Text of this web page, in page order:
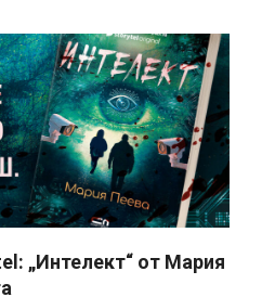
„Интелект“ от Мария